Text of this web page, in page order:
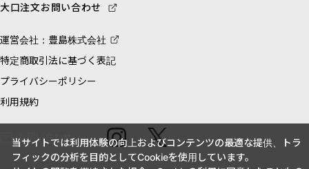
大口注文お問い合わせ
運営会社：豊島株式会社
特定商取引法に基づく表記
プライバシーポリシー
利用規約
お問い合わせ
当サイトでは利用体験の向上およびコンテンツの最適な提供、トラ
フィックの分析を目的としてCookieを使用しています。